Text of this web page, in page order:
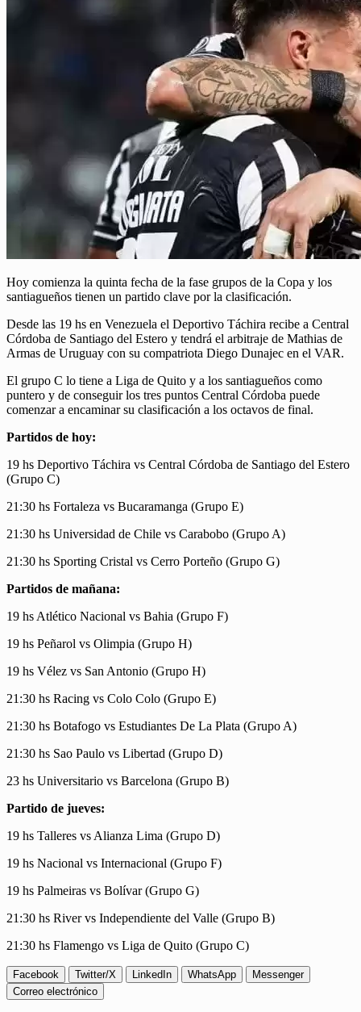
Hoy comienza la quinta fecha de la fase grupos de la Copa y los
santiagueños tienen un partido clave por la clasificación.
Desde las 19 hs en Venezuela el Deportivo Táchira recibe a Central
Córdoba de Santiago del Estero y tendrá el arbitraje de Mathias de
Armas de Uruguay con su compatriota Diego Dunajec en el VAR.
El grupo C lo tiene a Liga de Quito y a los santiagueños como
puntero y de conseguir los tres puntos Central Córdoba puede
comenzar a encaminar su clasificación a los octavos de final.
Partidos de hoy:
19 hs Deportivo Táchira vs Central Córdoba de Santiago del Estero
(Grupo C)
21:30 hs Fortaleza vs Bucaramanga (Grupo E)
21:30 hs Universidad de Chile vs Carabobo (Grupo A)
21:30 hs Sporting Cristal vs Cerro Porteño (Grupo G)
Partidos de mañana:
19 hs Atlético Nacional vs Bahia (Grupo F)
19 hs Peñarol vs Olimpia (Grupo H)
19 hs Vélez vs San Antonio (Grupo H)
21:30 hs Racing vs Colo Colo (Grupo E)
21:30 hs Botafogo vs Estudiantes De La Plata (Grupo A)
21:30 hs Sao Paulo vs Libertad (Grupo D)
23 hs Universitario vs Barcelona (Grupo B)
Partido de jueves:
19 hs Talleres vs Alianza Lima (Grupo D)
19 hs Nacional vs Internacional (Grupo F)
19 hs Palmeiras vs Bolívar (Grupo G)
21:30 hs River vs Independiente del Valle (Grupo B)
21:30 hs Flamengo vs Liga de Quito (Grupo C)
Facebook Twitter/X LinkedIn WhatsApp
Messenger
Correo electrónico